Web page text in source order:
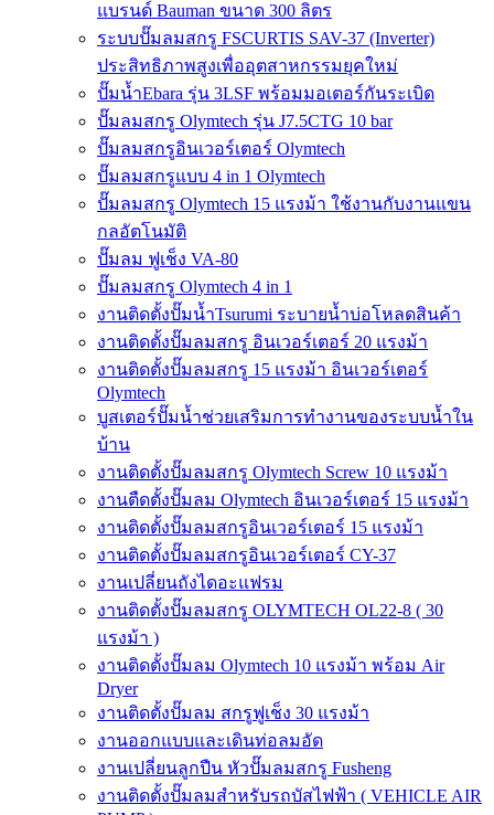
แบรนด์ Bauman ขนาด 300 ลิตร
ระบบปั๊มลมสกรู FSCURTIS SAV-37 (Inverter)
ประสิทธิภาพสูงเพื่ออุตสาหกรรมยุคใหม่
ปั๊มน้ำEbara รุ่น 3LSF พร้อมมอเตอร์กันระเบิด
ปั๊มลมสกรู Olymtech รุ่น J7.5CTG 10 bar
ปั๊มลมสกรูอินเวอร์เตอร์ Olymtech
ปั๊มลมสกรูแบบ 4 in 1 Olymtech
ปั๊มลมสกรู Olymtech 15 แรงม้า ใช้งานกับงานแขน
กลอัตโนมัติ
ปั๊มลม ฟูเช็ง VA-80
ปั๊มลมสกรู Olymtech 4 in 1
งานติดตั้งปั๊มน้ำTsurumi ระบายน้ำบ่อโหลดสินค้า
งานติดตั้งปั๊มลมสกรู อินเวอร์เตอร์ 20 แรงม้า
งานติดตั้งปั๊มลมสกรู 15 แรงม้า อินเวอร์เตอร์
Olymtech
บูสเตอร์ปั๊มน้ำช่วยเสริมการทำงานของระบบน้ำใน
บ้าน
งานติดตั้งปั๊มลมสกรู Olymtech Screw 10 แรงม้า
งานตืดตั้งปั๊มลม Olymtech อินเวอร์เตอร์ 15 แรงม้า
งานติดตั้งปั๊มลมสกรูอินเวอร์เตอร์ 15 แรงม้า
งานติดตั้งปั๊มลมสกรูอินเวอร์เตอร์ CY-37
งานเปลี่ยนถังไดอะแฟรม
งานติดตั้งปั๊มลมสกรู OLYMTECH OL22-8 ( 30
แรงม้า )
งานติดตั้งปั๊มลม Olymtech 10 แรงม้า พร้อม Air
Dryer
งานติดตั้งปั๊มลม สกรูฟูเช็ง 30 แรงม้า
งานออกแบบและเดินท่อลมอัด
งานเปลี่ยนลูกปืน หัวปั๊มลมสกรู Fusheng
งานติดตั้งปั๊มลมสำหรับรถบัสไฟฟ้า ( VEHICLE AIR